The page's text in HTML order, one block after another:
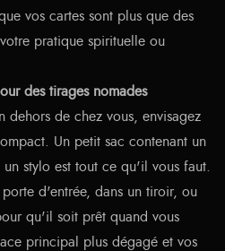
vos cartes sont plus que des
pratique spirituelle ou
des tirages nomades
dehors de chez vous, envisagez
Un petit sac contenant un
stylo est tout ce qu'il vous faut.
d'entrée, dans un tiroir, ou
qu'il soit prêt quand vous
principal plus dégagé et vos